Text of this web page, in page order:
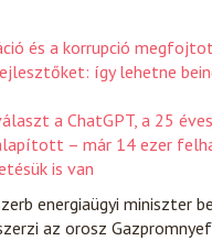
és a korrupció
így lehetne
a ChatGPT, a 25
– már 14 ezer
is van
energiaügyi miniszter
az orosz